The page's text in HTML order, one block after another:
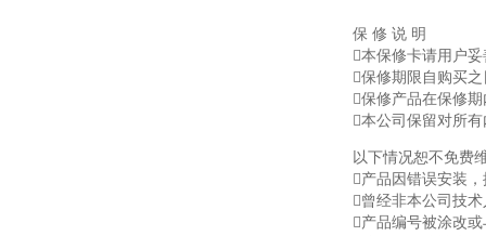
保 修 说 明
本保修卡请用户
保修期限自购买
保修产品在保修
本公司保留对所
以下情况恕不免费
产品因错误安装
曾经非本公司技
产品编号被涂改